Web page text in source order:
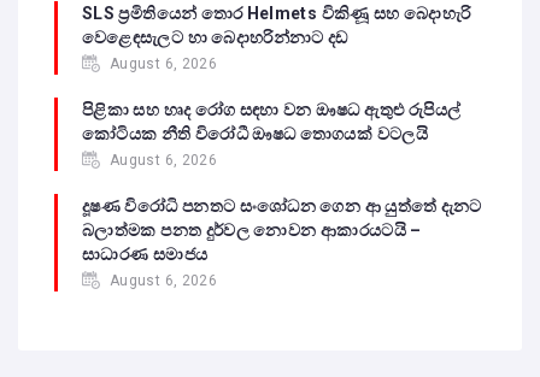
SLS ප්‍රමිතියෙන් තොර Helmets විකිණූ සහ බෙදාහැරි
වෙළෙඳසැලට හා බෙදාහරින්නාට දඩ
August 6, 2026
පිළිකා සහ හෘද රෝග සඳහා වන ඖෂධ ඇතුළු රුපියල්
කෝටියක නීති විරෝධී ඖෂධ තොගයක් වටලයි
August 6, 2026
දූෂණ විරෝධි පනතට සංශෝධන ගෙන ආ යුත්තේ දැනට
බලාත්මක පනත දුර්වල නොවන ආකාරයටයි –
සාධාරණ සමාජය
August 6, 2026